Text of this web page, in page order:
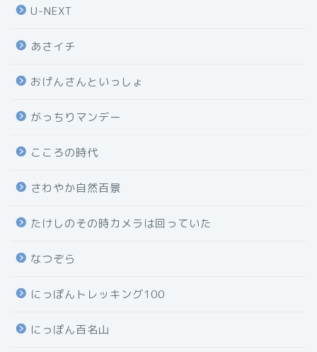
U-NEXT
あさイチ
おげんさんといっしょ
がっちりマンデー
こころの時代
さわやか自然百景
たけしのその時カメラは回っていた
なつぞら
にっぽんトレッキング100
にっぽん百名山